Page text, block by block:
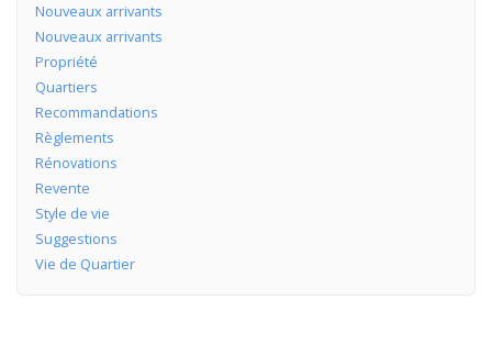
Nouveaux arrivants
Nouveaux arrivants
Propriété
Quartiers
Recommandations
Règlements
Rénovations
Revente
Style de vie
Suggestions
Vie de Quartier